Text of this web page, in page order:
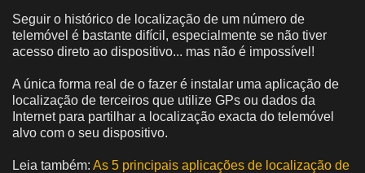
Seguir o histórico de localização de um número de
telemóvel é bastante difícil, especialmente se não tiver
acesso direto ao dispositivo... mas não é impossível!
A única forma real de o fazer é instalar uma aplicação de
localização de terceiros que utilize GPs ou dados da
Internet para partilhar a localização exacta do telemóvel
alvo com o seu dispositivo.
Leia também: As 5 principais aplicações de localização de